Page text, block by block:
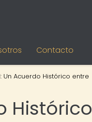
Contacto
Un Acuerdo Histórico entre
Histórico